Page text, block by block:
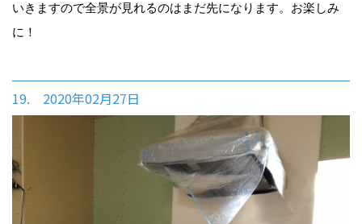
いきますので全景が見れるのはまだ先になります。お楽しみ
に！
19. 2020年02月27日